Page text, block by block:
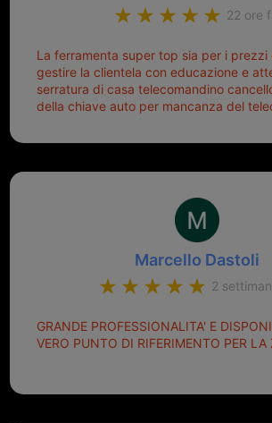
22 ore
La ferramenta super top sia per i prezzi
gestire la clientela con educazione e
serratura di casa telecomandino
della chiave auto per mancanza del
meglio ferramenta de ostia e poi il
Marcello Dastoli
2
GRANDE PROFESSIONALITA' E
VERO PUNTO DI RIFERIMENTO PER LA